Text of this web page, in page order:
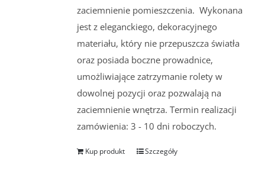
zaciemnienie pomieszczenia. Wykonana
jest z eleganckiego, dekoracyjnego
materiału, który nie przepuszcza światła
oraz posiada boczne prowadnice,
umożliwiające zatrzymanie rolety w
dowolnej pozycji oraz pozwalają na
zaciemnienie wnętrza. Termin realizacji
zamówienia: 3 - 10 dni roboczych.
Kup produkt Szczegóły